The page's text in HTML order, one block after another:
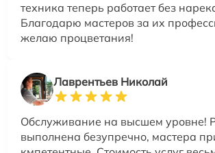
техника теперь работает без
Благодарю мастеров за их
желаю процветания!
Лаврентьев Николай
Обслуживание на высшем уровне!
выполнена безупречно, мастера